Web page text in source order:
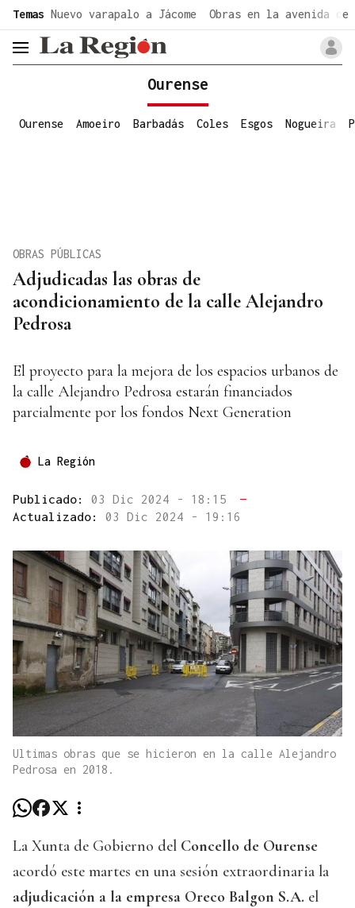
Temas Nuevo varapalo a Jácome Obras en la avenida de
header.menu.open
Ourense
Ourense Amoeiro Barbadás Coles Esgos Nogueira
Adjudicadas las obras de
acondicionamiento de la calle Alejandro
Pedrosa
OBRAS PÚBLICAS
El proyecto para la mejora de los espacios urbanos de
la calle Alejandro Pedrosa estarán financiados
parcialmente por los fondos Next Generation
La Región
Publicado: 03 Dic 2024 - 18:15
—
Actualizado: 03 Dic 2024 - 19:16
Ultimas obras que se hicieron en la calle Alejandro
Pedrosa en 2018.
La Xunta de Gobierno del Concello de Ourense
acordó este martes en una sesión extraordinaria la
adjudicación a la empresa Oreco Balgon S.A. el